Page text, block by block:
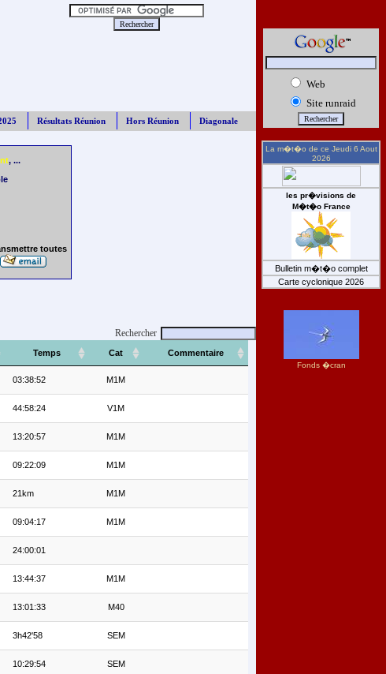
Résultats Réunion Hors Réunion Diagonale
, ...
toutes
Rechercher
Temps Cat Commentaire
03:38:52 M1M
44:58:24 V1M
13:20:57 M1M
09:22:09 M1M
21km M1M
09:04:17 M1M
24:00:01
13:44:37 M1M
13:01:33 M40
3h42'58 SEM
10:29:54 SEM
Web
Site runraid
La m�t�o de ce Jeudi 6 Aout
2026
les pr�visions de
M�t�o France
Bulletin m�t�o complet
Carte cyclonique 2026
Fonds �cran